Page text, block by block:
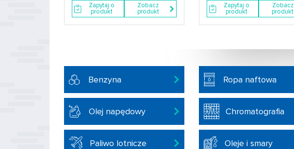
Zapytaj o
produkt
Zobacz
produkt
Zapytaj o
produkt
Zobacz
produkt
Benzyna Ropa naftowa
Olej napędowy Chromatografia
Paliwo lotnicze Oleje i smary